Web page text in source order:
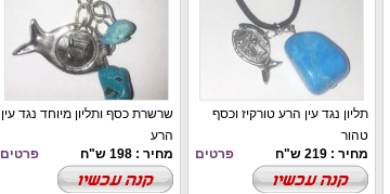
תליון נגד עין הרע טורקיז וכסף
טהור
מחיר : 219 ש"ח
פרטים
שרשרת כסף ותליון מיוחד נגד עין
הרע
מחיר : 198 ש"ח
פרטים